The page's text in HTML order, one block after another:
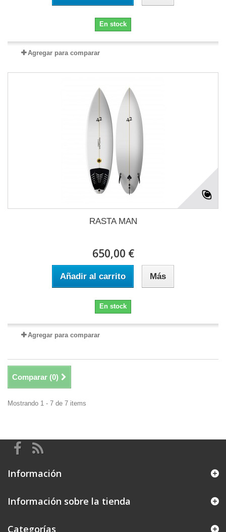
En stock
Agregar para comparar
RASTA MAN
650,00 €
Añadir al carrito Más
En stock
Agregar para comparar
Comparar (0)
Mostrando 1 - 7 de 7 items
Información
Información sobre la tienda
Categorías